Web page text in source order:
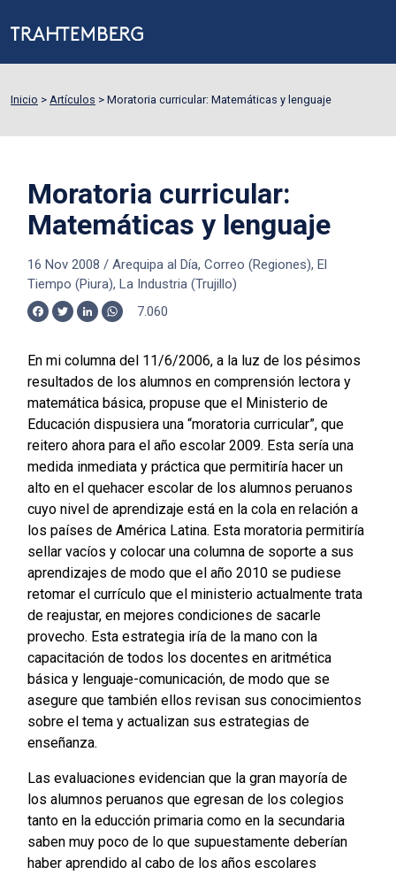
Inicio > Artículos > Moratoria curricular: Matemáticas y lenguaje
Moratoria curricular:
Matemáticas y lenguaje
16 Nov 2008 / Arequipa al Día, Correo (Regiones), El
Tiempo (Piura), La Industria (Trujillo)
Facebook
TwitterLinkedInWhatsApp
7.060
En mi columna del 11/6/2006, a la luz de los pésimos
resultados de los alumnos en comprensión lectora y
matemática básica, propuse que el Ministerio de
Educación dispusiera una “moratoria curricular”, que
reitero ahora para el año escolar 2009. Esta sería una
medida inmediata y práctica que permitiría hacer un
alto en el quehacer escolar de los alumnos peruanos
cuyo nivel de aprendizaje está en la cola en relación a
los países de América Latina. Esta moratoria permitiría
sellar vacíos y colocar una columna de soporte a sus
aprendizajes de modo que el año 2010 se pudiese
retomar el currículo que el ministerio actualmente trata
de reajustar, en mejores condiciones de sacarle
provecho. Esta estrategia iría de la mano con la
capacitación de todos los docentes en aritmética
básica y lenguaje-comunicación, de modo que se
asegure que también ellos revisan sus conocimientos
sobre el tema y actualizan sus estrategias de
enseñanza.
Las evaluaciones evidencian que la gran mayoría de
los alumnos peruanos que egresan de los colegios
tanto en la educción primaria como en la secundaria
saben muy poco de lo que supuestamente deberían
haber aprendido al cabo de los años escolares